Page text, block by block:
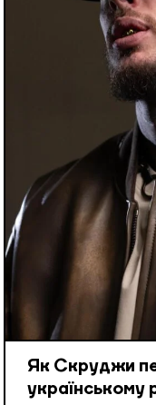
Як Скруджи
українському